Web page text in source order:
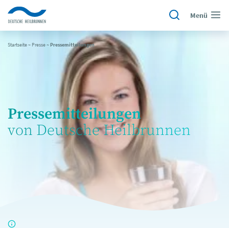
Menü
Startseite~ Presse~Pressemitteilungen
Pressemitteilungen
von Deutsche Heilbrunnen